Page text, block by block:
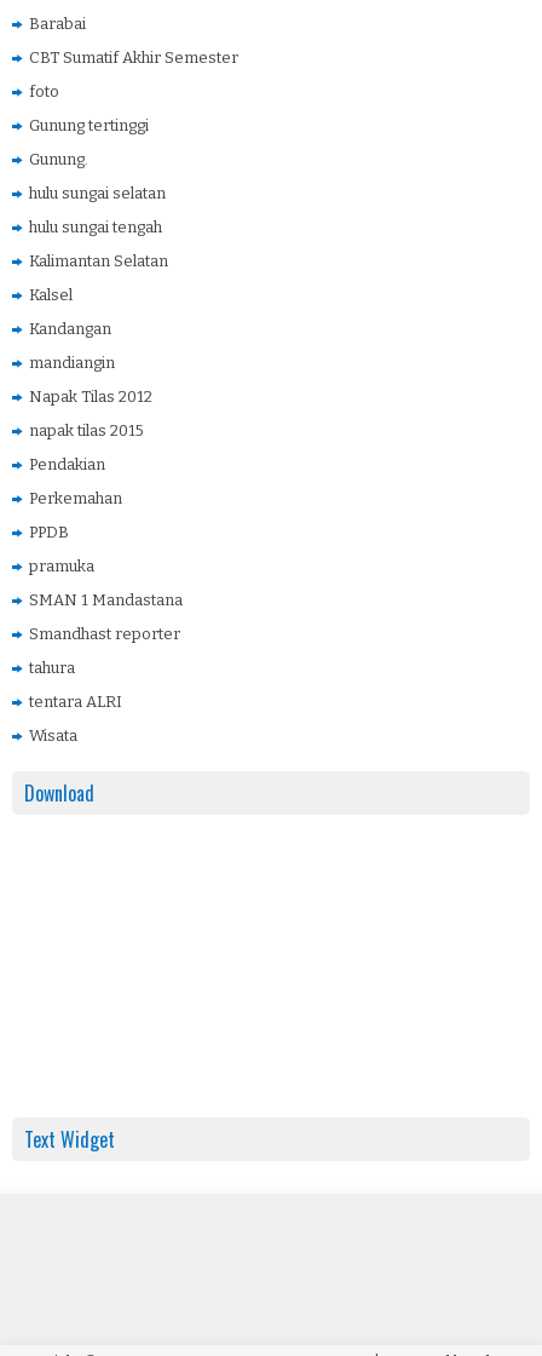
Barabai
CBT Sumatif Akhir Semester
foto
Gunung tertinggi
Gunung.
hulu sungai selatan
hulu sungai tengah
Kalimantan Selatan
Kalsel
Kandangan
mandiangin
Napak Tilas 2012
napak tilas 2015
Pendakian
Perkemahan
PPDB
pramuka
SMAN 1 Mandastana
Smandhast reporter
tahura
tentara ALRI
Wisata
Download
Text Widget